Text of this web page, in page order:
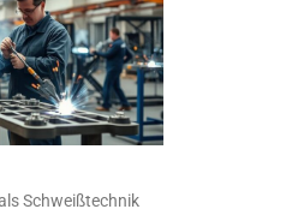
Schweißtechnik